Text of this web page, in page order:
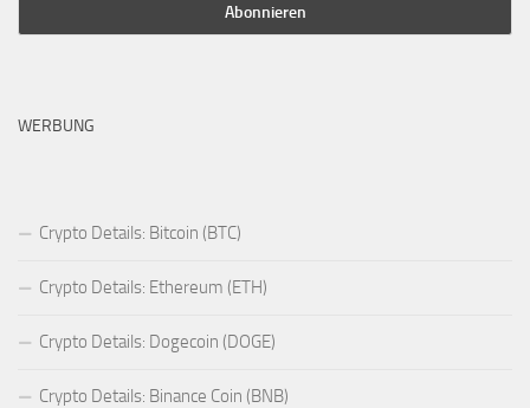
WERBUNG
Crypto Details: Bitcoin (BTC)
Crypto Details: Ethereum (ETH)
Crypto Details: Dogecoin (DOGE)
Crypto Details: Binance Coin (BNB)